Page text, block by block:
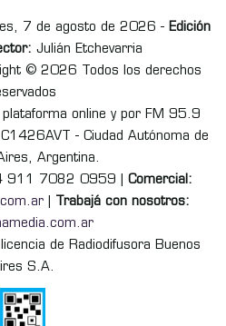
7 de agosto de 2026 - Edición
Julián Etchevarria
© 2026 Todos los derechos
plataforma online y por FM 95.9
- Ciudad Autónoma de
Argentina.
911 7082 0959 | Comercial:
Trabajá con nosotros:
de Radiodifusora Buenos
S.A.